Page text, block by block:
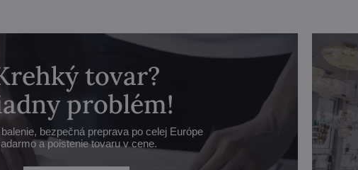
tovar?
problém!
bezpečná preprava po celej Európe
a poistenie tovaru v cene.